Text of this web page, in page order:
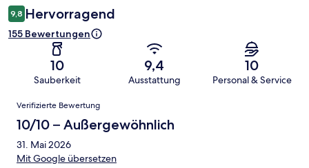
9,8 Hervorragend
155 Bewertungen
10
Sauberkeit
9,4
Ausstattung
10
Personal & Service
Bewertungen
Verifizierte Bewertung
10/10 – Außergewöhnlich
31. Mai 2026
Mit Google übersetzen